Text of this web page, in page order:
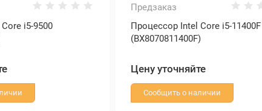
i5-9500
Предзаказ
Процессор Intel Core i5-11400F
(BX8070811400F)
Цену уточняйте
Сообщить о наличии